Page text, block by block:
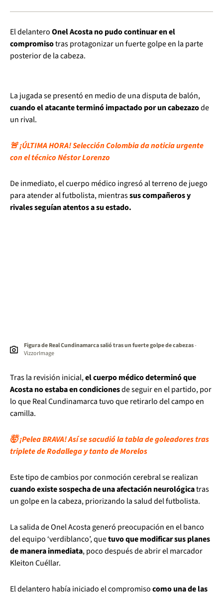
El delanteroOnel Acosta no pudo continuar en el
compromisotras protagonizar un fuerte golpe en la parte
posterior de la cabeza.
La jugada se presentó en medio de una disputa de balón,
cuando el atacante terminó impactado por un cabezazode
un rival.
🚨 ¡ÚLTIMA HORA! Selección Colombia da noticia urgente
con el técnico Néstor Lorenzo
De inmediato, el cuerpo médico ingresó al terreno de juego
para atender al futbolista, mientrassus compañeros y
rivales seguían atentos a su estado.
Figura de Real Cundinamarca salió tras un fuerte golpe de cabezas-
VizzorImage
Tras la revisión inicial,el cuerpo médico determinó que
Acosta no estaba en condicionesde seguir en el partido, por
lo que Real Cundinamarca tuvo que retirarlo del campo en
camilla.
🤯 ¡Pelea BRAVA! Así se sacudió la tabla de goleadores tras
triplete de Rodallega y tanto de Morelos
Este tipo de cambios por conmoción cerebral se realizan
cuando existe sospecha de una afectación neurológicatras
un golpe en la cabeza, priorizando la salud del futbolista.
La salida de Onel Acosta generó preocupación en el banco
del equipo ‘verdiblanco’, quetuvo que modificar sus planes
de manera inmediata, poco después de abrir el marcador
Kleiton Cuéllar.
El delantero había iniciado el compromisocomo una de las